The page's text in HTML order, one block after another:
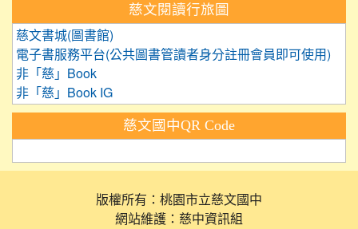
慈文閱讀行旅圖
慈文書城(圖書館)
電子書服務平台(公共圖書管讀者身分註冊會員即可使用)
非「慈」Book
非「慈」Book IG
慈文國中QR Code
版權所有：桃園市立慈文國中
網站維護：慈中資訊組